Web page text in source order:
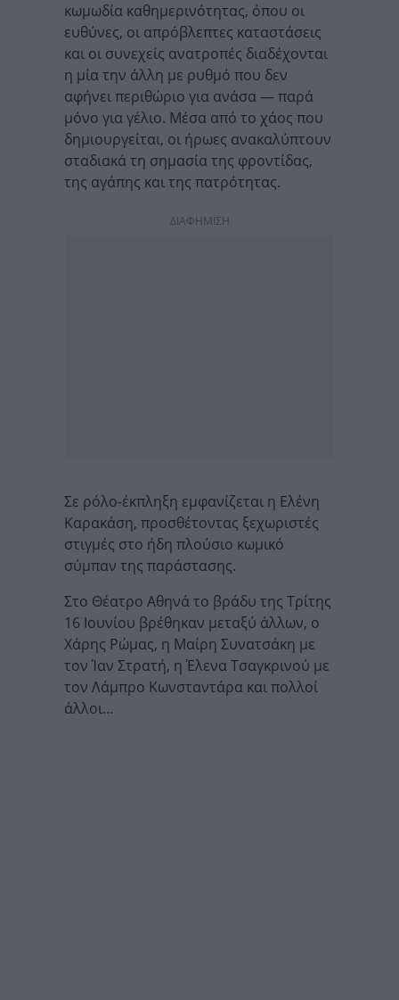
κωμωδία καθημερινότητας, όπου οι
ευθύνες, οι απρόβλεπτες καταστάσεις
και οι συνεχείς ανατροπές διαδέχονται
η μία την άλλη με ρυθμό που δεν
αφήνει περιθώριο για ανάσα — παρά
μόνο για γέλιο. Μέσα από το χάος που
δημιουργείται, οι ήρωες ανακαλύπτουν
σταδιακά τη σημασία της φροντίδας,
της αγάπης και της πατρότητας.
ΔΙΑΦΗΜΙΣΗ
Σε ρόλο-έκπληξη εμφανίζεται η Ελένη
Καρακάση, προσθέτοντας ξεχωριστές
στιγμές στο ήδη πλούσιο κωμικό
σύμπαν της παράστασης.
Στο Θέατρο Αθηνά το βράδυ της Τρίτης
16 Ιουνίου βρέθηκαν μεταξύ άλλων, ο
Χάρης Ρώμας, η Μαίρη Συνατσάκη με
τον Ίαν Στρατή, η Έλενα Τσαγκρινού με
τον Λάμπρο Κωνσταντάρα και πολλοί
άλλοι…